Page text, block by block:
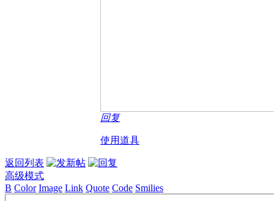
回复
使用道具
返回列表
高级模式
B Color Image Link Quote Code Smilies